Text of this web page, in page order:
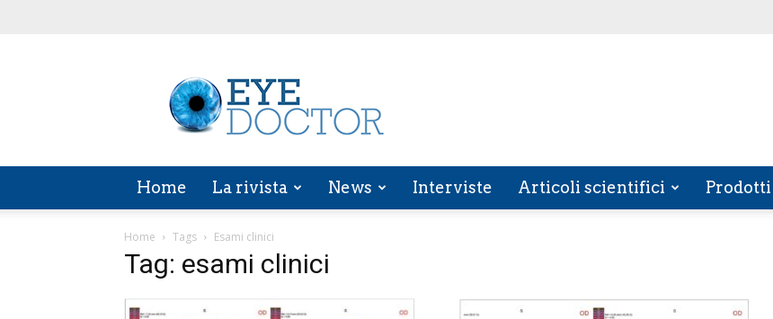
EYE
DOCTOR
Home La rivista News Interviste Articoli scientifici Prodotti
Home Tags Esami clinici
Tag: esami clinici